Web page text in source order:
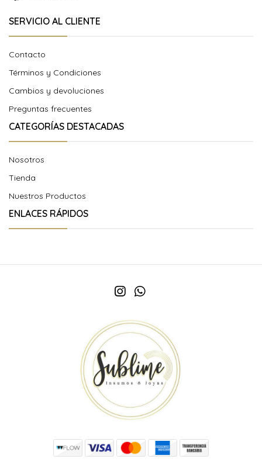
SERVICIO AL CLIENTE
Contacto
Términos y Condiciones
Cambios y devoluciones
Preguntas frecuentes
CATEGORÍAS DESTACADAS
Nosotros
Tienda
Nuestros Productos
ENLACES RÁPIDOS